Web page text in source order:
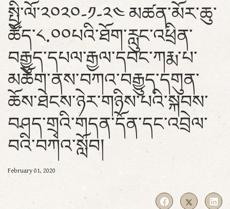
སྤྱི་ལོ་༢༠༢༠-༡-༢༤ མཚན་མོར་ཆུ་
ཚོད་༨.༠༠པའི་ཐོག་རླུང་འཕྲིན་
བརྒྱུད་དཔལ་རྒྱལ་དབང་ཀརྨ་པ་
མཆོག་ནས་བཀའ་བརྒྱུད་དགུན་
ཆོས་ཐེངས་ཉེར་གཉིས་པའི་སྐབས་
བཤད་གྲྭའི་གདན་དོན་དང་འབྲེལ་
བའི་བཀའ་སློབ།
February 01, 2020